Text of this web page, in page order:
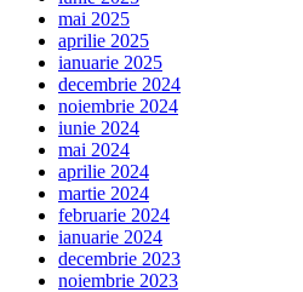
mai 2025
aprilie 2025
ianuarie 2025
decembrie 2024
noiembrie 2024
iunie 2024
mai 2024
aprilie 2024
martie 2024
februarie 2024
ianuarie 2024
decembrie 2023
noiembrie 2023